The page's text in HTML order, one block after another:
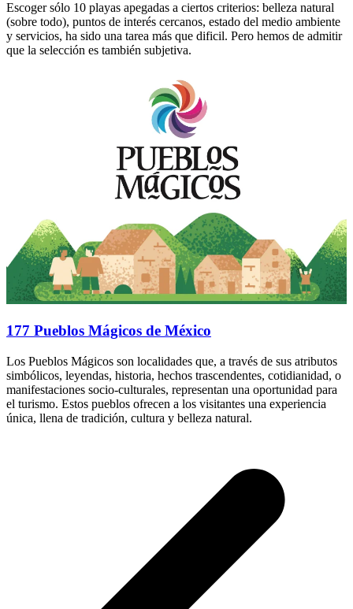
Escoger sólo 10 playas apegadas a ciertos criterios: belleza natural
(sobre todo), puntos de interés cercanos, estado del medio ambiente
y servicios, ha sido una tarea más que dificil. Pero hemos de admitir
que la selección es también subjetiva.
177 Pueblos Mágicos de México
Los Pueblos Mágicos son localidades que, a través de sus atributos
simbólicos, leyendas, historia, hechos trascendentes, cotidianidad, o
manifestaciones socio-culturales, representan una oportunidad para
el turismo. Estos pueblos ofrecen a los visitantes una experiencia
única, llena de tradición, cultura y belleza natural.